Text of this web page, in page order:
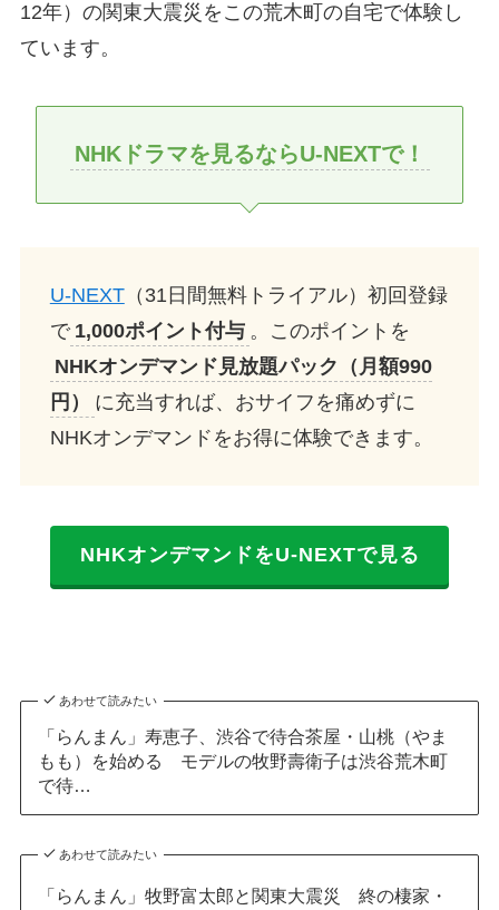
12年）の関東大震災をこの荒木町の自宅で体験し
ています。
NHKドラマを見るならU-NEXTで！
U-NEXT（31日間無料トライアル）初回登録
で 1,000ポイント付与 。このポイントを
NHKオンデマンド見放題パック（月額990
円）
に充当すれば、おサイフを痛めずに
NHKオンデマンドをお得に体験できます。
NHKオンデマンドをU-NEXTで見る
あわせて読みたい
「らんまん」寿恵子、渋谷で待合茶屋・山桃（やま
もも）を始める モデルの牧野壽衛子は渋谷荒木町
で待…
あわせて読みたい
「らんまん」牧野富太郎と関東大震災 終の棲家・